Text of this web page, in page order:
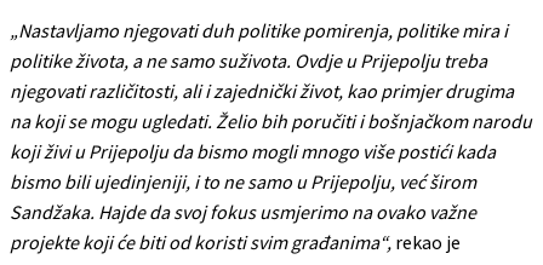
„Nastavljamo njegovati duh politike pomirenja, politike mira i
politike života, a ne samo suživota. Ovdje u Prijepolju treba
njegovati različitosti, ali i zajednički život, kao primjer drugima
na koji se mogu ugledati. Želio bih poručiti i bošnjačkom narodu
koji živi u Prijepolju da bismo mogli mnogo više postići kada
bismo bili ujedinjeniji, i to ne samo u Prijepolju, već širom
Sandžaka. Hajde da svoj fokus usmjerimo na ovako važne
projekte koji će biti od koristi svim građanima“, rekao je